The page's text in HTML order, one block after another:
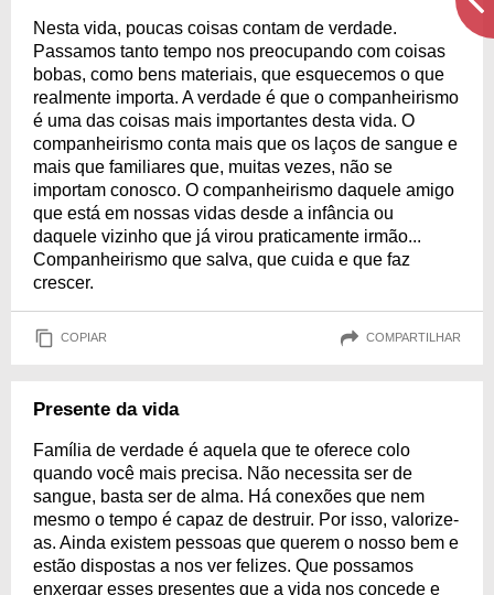
Nesta vida, poucas coisas contam de verdade.
Passamos tanto tempo nos preocupando com coisas
bobas, como bens materiais, que esquecemos o que
realmente importa. A verdade é que o companheirismo
é uma das coisas mais importantes desta vida. O
companheirismo conta mais que os laços de sangue e
mais que familiares que, muitas vezes, não se
importam conosco. O companheirismo daquele amigo
que está em nossas vidas desde a infância ou
daquele vizinho que já virou praticamente irmão...
Companheirismo que salva, que cuida e que faz
crescer.
COPIAR COMPARTILHAR
Presente da vida
Família de verdade é aquela que te oferece colo
quando você mais precisa. Não necessita ser de
sangue, basta ser de alma. Há conexões que nem
mesmo o tempo é capaz de destruir. Por isso, valorize-
as. Ainda existem pessoas que querem o nosso bem e
estão dispostas a nos ver felizes. Que possamos
enxergar esses presentes que a vida nos concede e